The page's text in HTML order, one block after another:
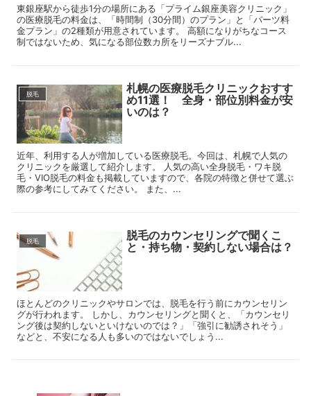
東銀座駅から徒歩1分の場所にある「プライム銀座美容クリニック」
の医療脱毛の料金は、「時間制（30分間）のプラン」と「パーツ料
金プラン」の2種類が用意されています。 高額になりがちなコース
制ではないため、気になる部位数カ所をリーズナブル...
脱毛
札幌の医療脱毛クリニックおすす
め11選！ 全身・部位別料金が安
いのは？
近年、利用する人が増加している医療脱毛。今回は、札幌で人気の
クリニックを厳選して紹介します。 人気の高い全身脱毛・ワキ脱
毛・VIO脱毛の料金も掲載していますので、各院の特徴と併せて選ぶ
際の参考にしてみてください。 また、...
脱毛
脱毛のカウンセリングで聞くこ
と・持ち物・契約しない場合は？
ほとんどのクリニックやサロンでは、脱毛を行う前にカウンセリン
グが行われます。 しかし、カウンセリングと聞くと、「カウンセリ
ング後は契約しないといけないのでは？」「強引に勧誘されそう」
などと、不安になる人も多いのではないでしょう...